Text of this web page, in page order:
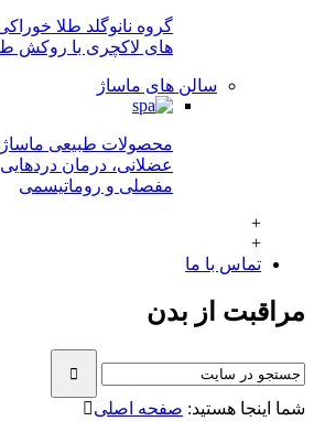
گروه نانوگلد طلا خوراکی در
های لاکچری با روکش طلا
سالن های ماساژ
محصولات طبیعی ماساژ،
عضلانی، درمان دردهايی
مفصلی و روماتيسمی
تماس با ما
از بدن
هستید: صفحه اصلی